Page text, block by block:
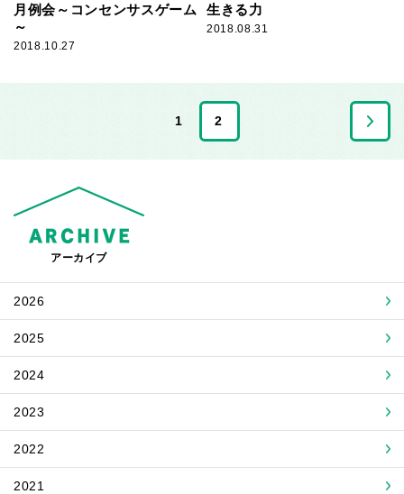
月例会～コンセンサスゲーム
～
2018.10.27
生きる力
2018.08.31
1 2
アーカイブ
2026
2025
2024
2023
2022
2021